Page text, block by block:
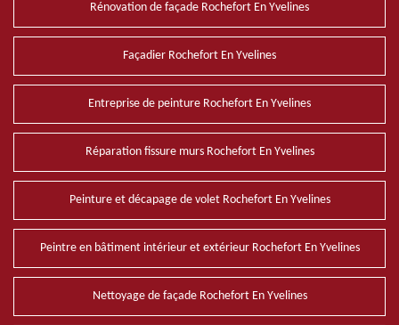
Rénovation de façade Rochefort En Yvelines
Façadier Rochefort En Yvelines
Entreprise de peinture Rochefort En Yvelines
Réparation fissure murs Rochefort En Yvelines
Peinture et décapage de volet Rochefort En Yvelines
Peintre en bâtiment intérieur et extérieur Rochefort En Yvelines
Nettoyage de façade Rochefort En Yvelines